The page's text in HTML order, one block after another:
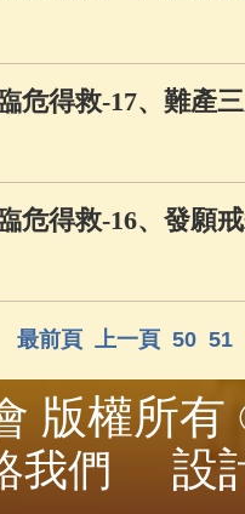
危得救-17、難產
危得救-16、發願
最前頁 上一頁 50 51
版權所
我們
設